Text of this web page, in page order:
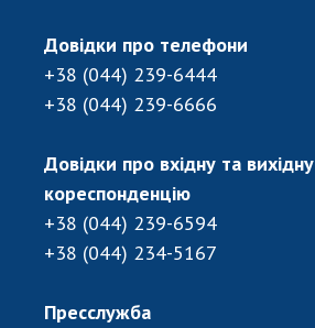
Довідки про телефони
+38 (044) 239-6444
+38 (044) 239-6666
Довідки про вхідну та вихідну
кореспонденцію
+38 (044) 239-6594
+38 (044) 234-5167
Пресслужба